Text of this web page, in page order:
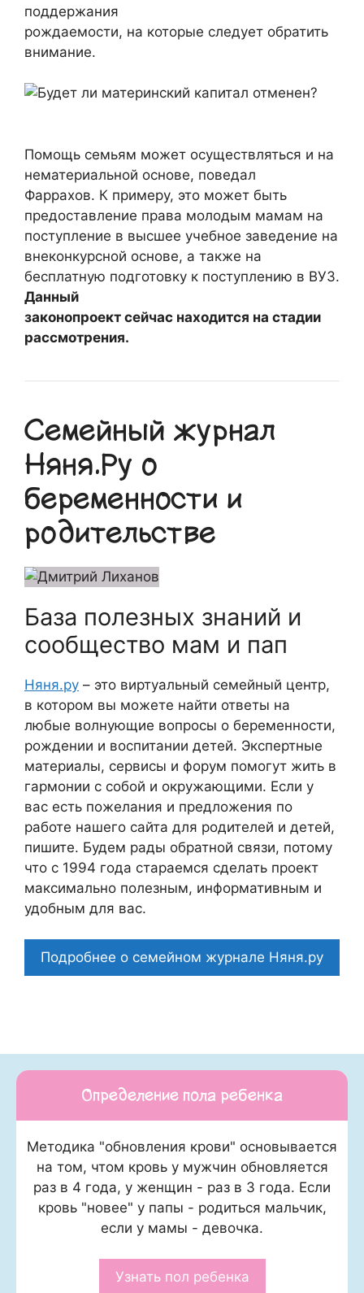
поддержания
рождаемости, на которые следует обратить
внимание.
Помощь семьям может осуществляться и на
нематериальной основе, поведал
Фаррахов. К примеру, это может быть
предоставление права молодым мамам на
поступление в высшее учебное заведение на
внеконкурсной основе, а также на
бесплатную подготовку к поступлению в ВУЗ.
Данный
законопроект сейчас находится на стадии
рассмотрения.
Семейный журнал
Няня.Ру о
беременности и
родительстве
База полезных знаний и
сообщество мам и пап
Няня.ру – это виртуальный семейный центр,
в котором вы можете найти ответы на
любые волнующие вопросы о беременности,
рождении и воспитании детей. Экспертные
материалы, сервисы и форум помогут жить в
гармонии с собой и окружающими. Если у
вас есть пожелания и предложения по
работе нашего сайта для родителей и детей,
пишите. Будем рады обратной связи, потому
что c 1994 года стараемся сделать проект
максимально полезным, информативным и
удобным для вас.
Подробнее о семейном журнале Няня.ру
Определение пола ребенка
Методика "обновления крови" основывается
на том, чтом кровь у мужчин обновляется
раз в 4 года, у женщин - раз в 3 года. Если
кровь "новее" у папы - родиться мальчик,
если у мамы - девочка.
Узнать пол ребенка